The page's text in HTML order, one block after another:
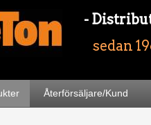
-
sedan
Återförsäljare/Kund